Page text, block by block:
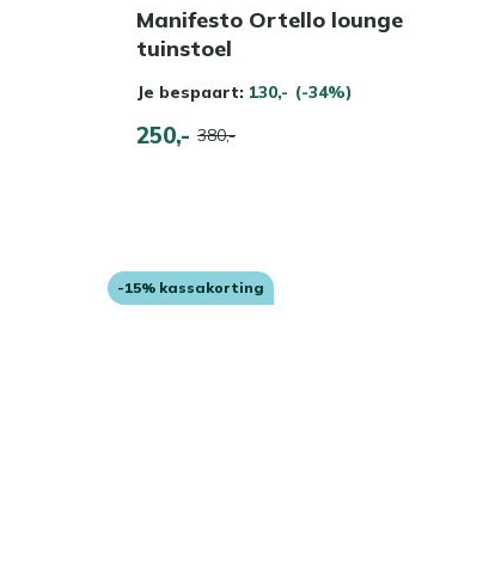
Manifesto Ortello lounge
tuinstoel
Je bespaart: 130,- (-34%)
250,- 380,-
-15% kassakorting